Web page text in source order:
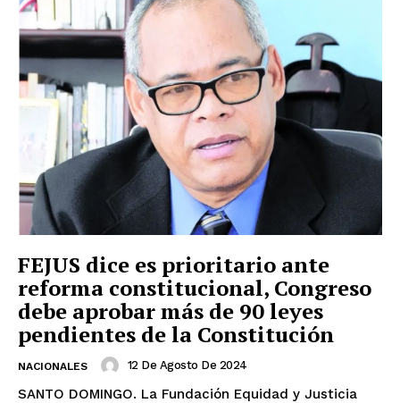
FEJUS dice es prioritario ante
reforma constitucional, Congreso
debe aprobar más de 90 leyes
pendientes de la Constitución
NACIONALES 12 De Agosto De 2024
SANTO DOMINGO. La Fundación Equidad y Justicia